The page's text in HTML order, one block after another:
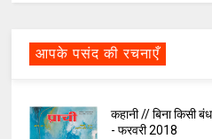
आपके पसंद की रचनाएँ
कहानी // बिना किसी
- फरवरी 2018